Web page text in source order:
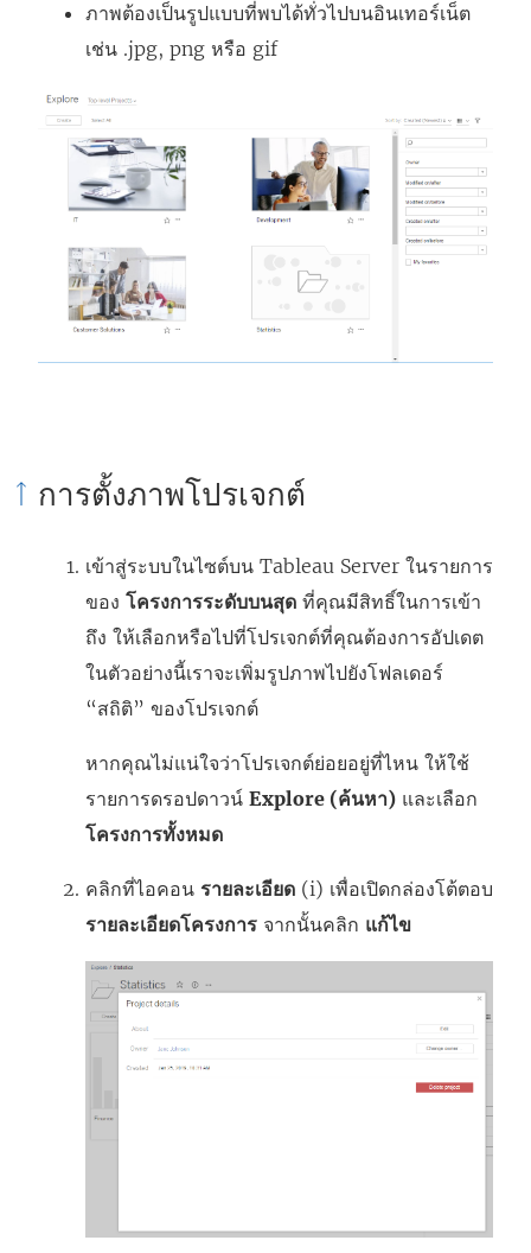
ภาพต้องเป็นรูปแบบที่พบได้ทั่วไปบนอินเทอร์เน็ต
เช่น .jpg, png หรือ gif
การตั้งภาพโปรเจกต์
เข้าสู่ระบบในไซต์บน Tableau Server ในรายการ
ของ โครงการระดับบนสุด ที่คุณมีสิทธิ์ในการเข้า
ถึง ให้เลือกหรือไปที่โปรเจกต์ที่คุณต้องการอัปเดต
ในตัวอย่างนี้เราจะเพิ่มรูปภาพไปยังโฟลเดอร์
“สถิติ” ของโปรเจกต์
หากคุณไม่แน่ใจว่าโปรเจกต์ย่อยอยู่ที่ไหน ให้ใช้
รายการดรอปดาวน์ Explore (ค้นหา) และเลือก
โครงการทั้งหมด
คลิกที่ไอคอน รายละเอียด (i) เพื่อเปิดกล่องโต้ตอบ
รายละเอียดโครงการ จากนั้นคลิก แก้ไข